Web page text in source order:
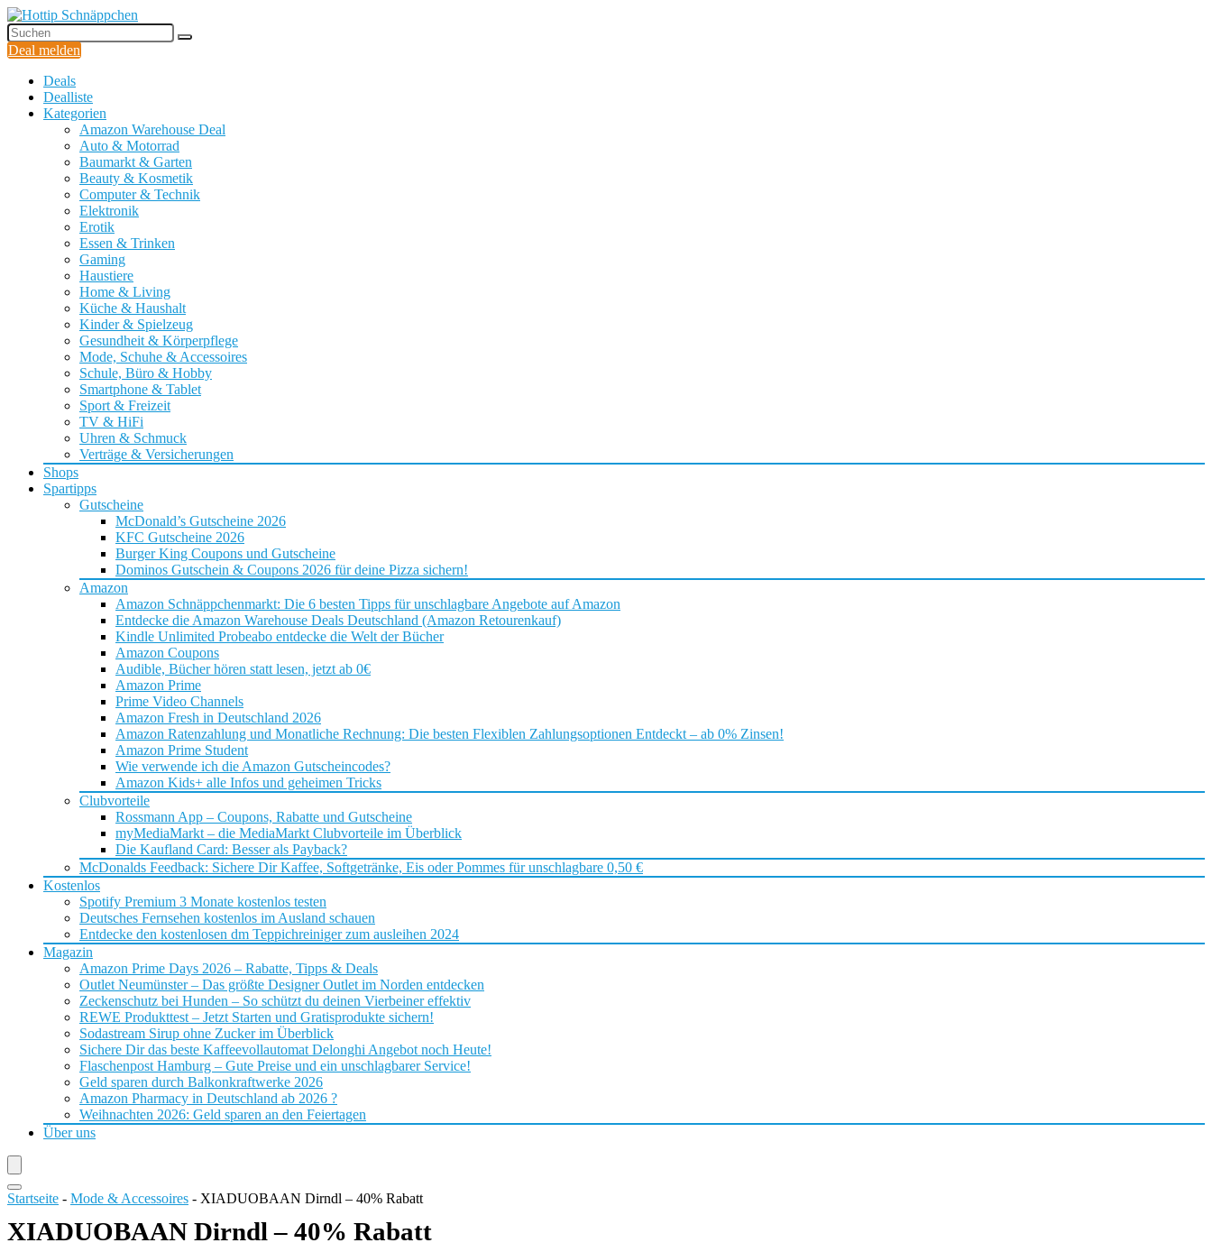
Deal melden
Deals
Dealliste
Kategorien
Amazon Warehouse Deal
Auto & Motorrad
Baumarkt & Garten
Beauty & Kosmetik
Computer & Technik
Elektronik
Erotik
Essen & Trinken
Gaming
Haustiere
Home & Living
Küche & Haushalt
Kinder & Spielzeug
Gesundheit & Körperpflege
Mode, Schuhe & Accessoires
Schule, Büro & Hobby
Smartphone & Tablet
Sport & Freizeit
TV & HiFi
Uhren & Schmuck
Verträge & Versicherungen
Shops
Spartipps
Gutscheine
McDonald’s Gutscheine 2026
KFC Gutscheine 2026
Burger King Coupons und Gutscheine
Dominos Gutschein & Coupons 2026 für deine Pizza sichern!
Amazon
Amazon Schnäppchenmarkt: Die 6 besten Tipps für unschlagbare Angebote auf Amazon
Entdecke die Amazon Warehouse Deals Deutschland (Amazon Retourenkauf)
Kindle Unlimited Probeabo entdecke die Welt der Bücher
Amazon Coupons
Audible, Bücher hören statt lesen, jetzt ab 0€
Amazon Prime
Prime Video Channels
Amazon Fresh in Deutschland 2026
Amazon Ratenzahlung und Monatliche Rechnung: Die besten Flexiblen Zahlungsoptionen Entdeckt – ab 0% Zinsen!
Amazon Prime Student
Wie verwende ich die Amazon Gutscheincodes?
Amazon Kids+ alle Infos und geheimen Tricks
Clubvorteile
Rossmann App – Coupons, Rabatte und Gutscheine
myMediaMarkt – die MediaMarkt Clubvorteile im Überblick
Die Kaufland Card: Besser als Payback?
McDonalds Feedback: Sichere Dir Kaffee, Softgetränke, Eis oder Pommes für unschlagbare 0,50 €
Kostenlos
Spotify Premium 3 Monate kostenlos testen
Deutsches Fernsehen kostenlos im Ausland schauen
Entdecke den kostenlosen dm Teppichreiniger zum ausleihen 2024
Magazin
Amazon Prime Days 2026 – Rabatte, Tipps & Deals
Outlet Neumünster – Das größte Designer Outlet im Norden entdecken
Zeckenschutz bei Hunden – So schützt du deinen Vierbeiner effektiv
REWE Produkttest – Jetzt Starten und Gratisprodukte sichern!
Sodastream Sirup ohne Zucker im Überblick
Sichere Dir das beste Kaffeevollautomat Delonghi Angebot noch Heute!
Flaschenpost Hamburg – Gute Preise und ein unschlagbarer Service!
Geld sparen durch Balkonkraftwerke 2026
Amazon Pharmacy in Deutschland ab 2026 ?
Weihnachten 2026: Geld sparen an den Feiertagen
Über uns
Startseite - Mode & Accessoires - XIADUOBAAN Dirndl – 40% Rabatt
XIADUOBAAN Dirndl – 40% Rabatt